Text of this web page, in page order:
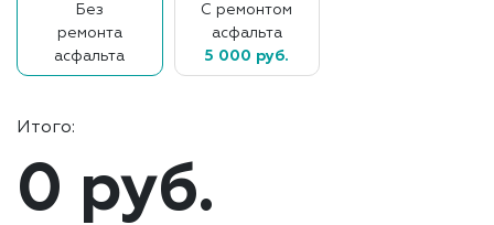
Без
ремонта
асфальта
С ремонтом
асфальта
5 000 руб.
Итого:
0 руб.